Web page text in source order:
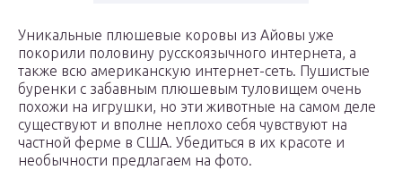
Уникальные плюшевые коровы из Айовы уже
покорили половину русскоязычного интернета, а
также всю американскую интернет-сеть. Пушистые
буренки с забавным плюшевым туловищем очень
похожи на игрушки, но эти животные на самом деле
существуют и вполне неплохо себя чувствуют на
частной ферме в США. Убедиться в их красоте и
необычности предлагаем на фото.